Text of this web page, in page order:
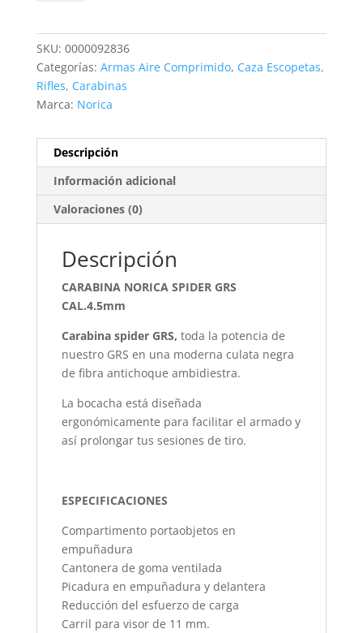
cantidad
SKU: 0000092836
Categorías: Armas Aire Comprimido, Caza Escopetas,
Rifles, Carabinas
Marca: Norica
Descripción
Información adicional
Valoraciones (0)
Descripción
CARABINA NORICA SPIDER GRS
CAL.4.5mm
Carabina spider GRS, toda la potencia de
nuestro GRS en una moderna culata negra
de fibra antichoque ambidiestra.
La bocacha está diseñada
ergonómicamente para facilitar el armado y
así prolongar tus sesiones de tiro.
ESPECIFICACIONES
Compartimento portaobjetos en
empuñadura
Cantonera de goma ventilada
Picadura en empuñadura y delantera
Reducción del esfuerzo de carga
Carril para visor de 11 mm.